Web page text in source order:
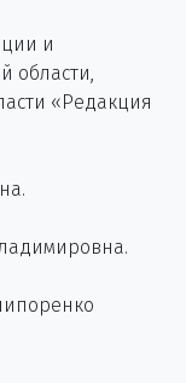
и
области,
«Редакция